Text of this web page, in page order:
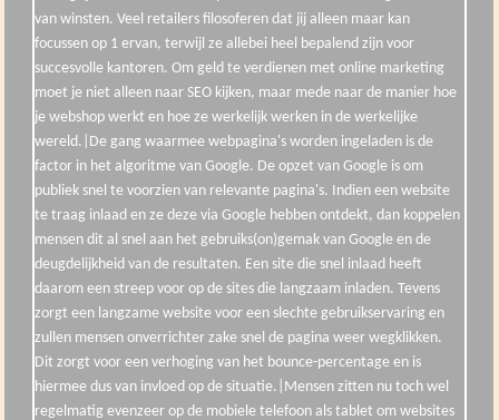
van winsten. Veel retailers filosoferen dat jij alleen maar kan
focussen op 1 ervan, terwijl ze allebei heel bepalend zijn voor
succesvolle kantoren. Om geld te verdienen met online marketing
moet je niet alleen naar SEO kijken, maar mede naar de manier hoe
je webshop werkt en hoe ze werkelijk werken in de werkelijke
wereld.|De gang waarmee webpagina's worden ingeladen is de
factor in het algoritme van Google. De opzet van Google is om
publiek snel te voorzien van relevante pagina's. Indien een website
te traag inlaad en ze deze via Google hebben ontdekt, dan koppelen
mensen dit al snel aan het gebruiks(on)gemak van Google en de
deugdelijkheid van de resultaten. Een site die snel inlaad heeft
daarom een streep voor op de sites die langzaam inladen. Tevens
zorgt een langzame website voor een slechte gebruikservaring en
zullen mensen onverrichter zake snel de pagina weer wegklikken.
Dit zorgt voor een verhoging van het bounce-percentage en is
hiermee dus van invloed op de situatie.|Mensen zitten nu toch wel
regelmatig evenzeer op de mobiele telefoon als tablet om websites